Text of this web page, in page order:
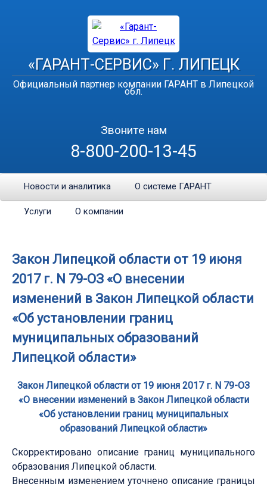
«ГАРАНТ-СЕРВИС» Г. ЛИПЕЦК
Официальный партнер компании ГАРАНТ в Липецкой
обл.
Звоните нам
8-800-200-13-45
Новости и аналитика О системе ГАРАНТ
Услуги О компании
Закон Липецкой области от 19 июня
2017 г. N 79-ОЗ «О внесении
изменений в Закон Липецкой области
«Об установлении границ
муниципальных образований
Липецкой области»
Закон Липецкой области от 19 июня 2017 г. N 79-ОЗ
«О внесении изменений в Закон Липецкой области
«Об установлении границ муниципальных
образований Липецкой области»
Скорректировано описание границ муниципального
образования Липецкой области.
Внесенным изменением уточнено описание границы